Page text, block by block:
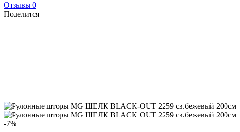
Отзывы 0
Поделится
-7%